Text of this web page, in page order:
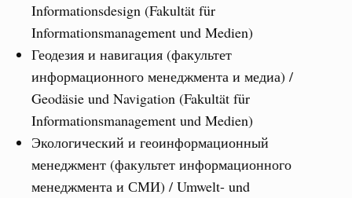
Informationsdesign (Fakultät für
Informationsmanagement und Medien)
Геодезия и навигация (факультет
информационного менеджмента и медиа) /
Geodäsie und Navigation (Fakultät für
Informationsmanagement und Medien)
Экологический и геоинформационный
менеджмент (факультет информационного
менеджмента и СМИ) / Umwelt- und